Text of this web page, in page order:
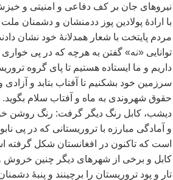
نیروهای جان بر کف دفاعی و امنیتی و
با ارادۀ پولادین پوز ددمنشان و دشمنان
مردم پایتخت با شعار همدلانۀ خود نشان
توانایی «نه» گفتن به هرچه که در پی
داریم و ما ایستاده هستیم تا پای گروه
سرزمین خود بشکنیم تا آفتاب بتابد و
حقوق شهروندی به ماه و آفتاب سلام بگوید.
دیشب، کابل رنگ دیگر گرفت: رنگ روشن
و آمادگی مبارزه با تروریستانی که در پی
است که تاکنون در افغانستان شکل
کابل و برخی از شهرهای دیگر چنین خروش و
تار و پود تروریستان را برچینند و پنبۀ